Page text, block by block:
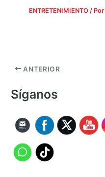
ENTRETENIMIENTO/ Por
ANTERIOR
Síganos